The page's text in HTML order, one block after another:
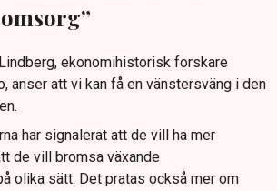
ekonomihistorisk forskare
anser att vi kan få en vänstersväng i den
har signalerat att de vill ha mer
de vill bromsa växande
olika sätt. Det pratas också mer om